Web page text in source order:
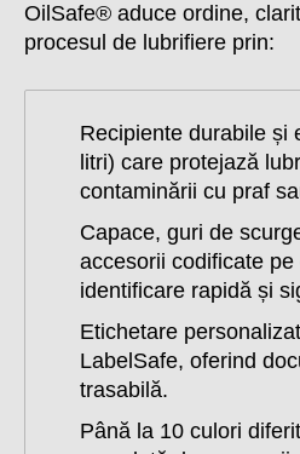
OilSafe® aduce ordine,
procesul de lubrifiere prin:
Recipiente durabile și
litri) care protejază
contaminării cu praf
Capace, guri de
accesorii codificate
identificare rapidă și
Etichetare
LabelSafe, oferind
trasabilă.
Până la 10 culori